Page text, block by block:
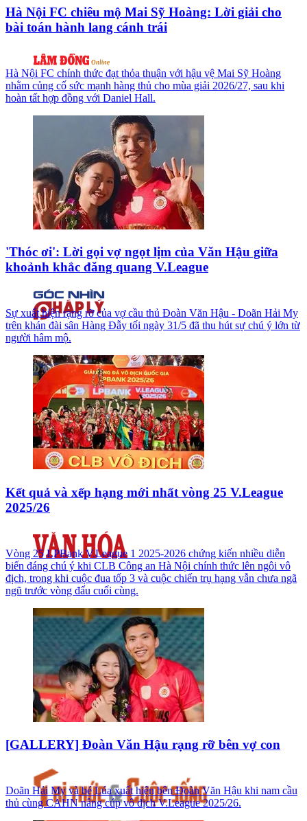
Hà Nội FC chiêu mộ Mai Sỹ Hoàng: Lời giải cho
bài toán hành lang cánh trái
Hà Nội FC chính thức đạt thỏa thuận với hậu vệ Mai Sỹ Hoàng
nhằm củng cố sức mạnh hàng thủ cho mùa giải 2026/27, sau khi
hoàn tất hợp đồng với Daniel Hall.
'Thóc ơi': Lời gọi vợ ngọt lịm của Văn Hậu giữa
khoảnh khắc đăng quang V.League
Sự xuất hiện rạng rỡ của vợ cầu thủ Đoàn Văn Hậu - Doãn Hải My
trên khán đài sân Hàng Đẫy tối ngày 31/5 đã thu hút sự chú ý lớn từ
người hâm mộ.
Kết quả và xếp hạng mới nhất vòng 25 V.League
2025/26
Vòng 25 LPBank V.League 1 2025-2026 chứng kiến nhiều diễn
biến đáng chú ý khi CLB Công an Hà Nội chính thức lên ngôi vô
địch, trong khi cuộc đua tốp 3 và cuộc chiến trụ hạng vẫn chưa ngã
ngũ trước vòng đấu cuối cùng.
[GALLERY] Đoàn Văn Hậu rạng rỡ bên vợ con
Doãn Hải My và bé Lúa xuất hiện bên Đoàn Văn Hậu khi nam cầu
thủ cùng CAHN nâng cúp vô địch V.League 2025/26.